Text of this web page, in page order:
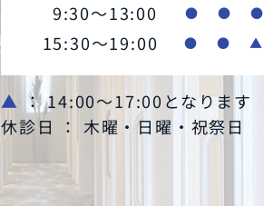
9:30～13:00 ● ● ●
15:30～19:00 ● ● ▲
▲ ： 14:00～17:00となります
休診日 ： 木曜・日曜・祝祭日